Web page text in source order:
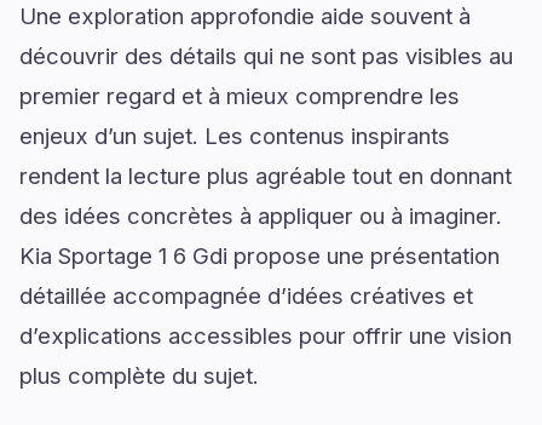
Une exploration approfondie aide souvent à
découvrir des détails qui ne sont pas visibles au
premier regard et à mieux comprendre les
enjeux d’un sujet. Les contenus inspirants
rendent la lecture plus agréable tout en donnant
des idées concrètes à appliquer ou à imaginer.
Kia Sportage 1 6 Gdi propose une présentation
détaillée accompagnée d’idées créatives et
d’explications accessibles pour offrir une vision
plus complète du sujet.